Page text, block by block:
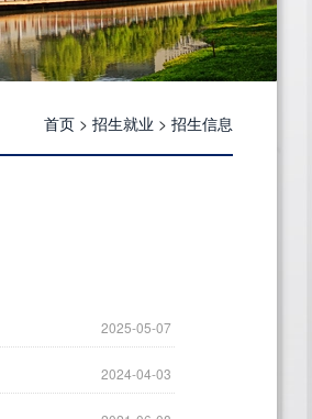
首页 > 招生就业 > 招生信息
2025-05-07
2024-04-03